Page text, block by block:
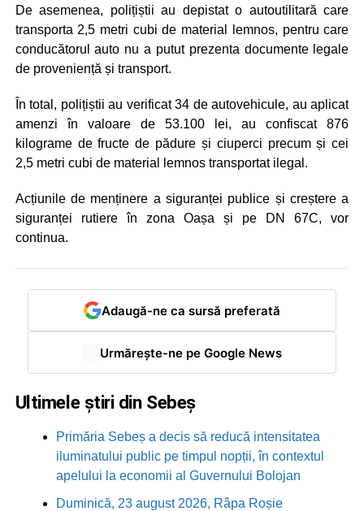
De asemenea, polițiștii au depistat o autoutilitară care
transporta 2,5 metri cubi de material lemnos, pentru care
conducătorul auto nu a putut prezenta documente legale
de proveniență și transport.
În total, polițiștii au verificat 34 de autovehicule, au aplicat
amenzi în valoare de 53.100 lei, au confiscat 876
kilograme de fructe de pădure și ciuperci precum și cei
2,5 metri cubi de material lemnos transportat ilegal.
Acțiunile de menținere a siguranței publice și creștere a
siguranței rutiere în zona Oașa și pe DN 67C, vor
continua.
Adaugă-ne ca sursă preferată
Urmărește-ne pe Google News
Ultimele știri din Sebeș
Primăria Sebeș a decis să reducă intensitatea
iluminatului public pe timpul nopții, în contextul
apelului la economii al Guvernului Bolojan
Duminică, 23 august 2026, Râpa Roșie